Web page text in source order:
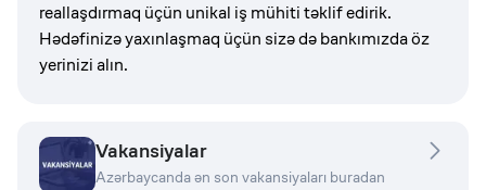
reallaşdırmaq üçün unikal iş mühiti təklif edirik.
Hədəfinizə yaxınlaşmaq üçün sizə də bankımızda öz
yerinizi alın.
Vakansiyalar
Azərbaycanda ən son vakansiyaları buradan